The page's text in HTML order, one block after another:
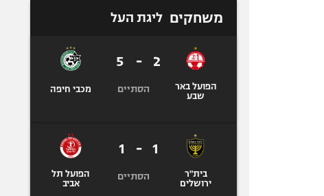
משחקים ליגת העל
הפועל באר
שבע
2
-
5
הסתיים מכבי חיפה
בית"ר
ירושלים
1
-
1
הסתיים
הפועל תל
אביב